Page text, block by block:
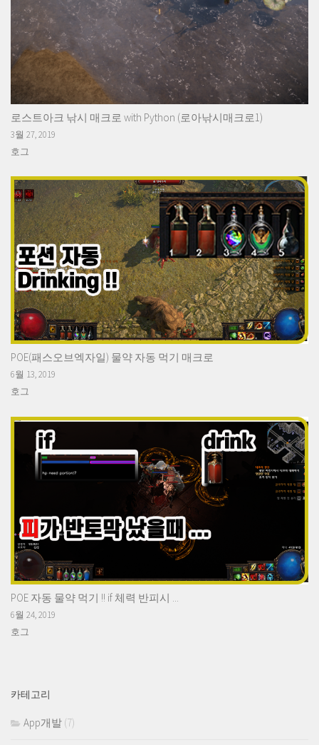
로스트아크 낚시 매크로 with Python (로아낚시매크로1)
3월 27, 2019
호그
POE(패스오브엑자일) 물약 자동 먹기 매크로
6월 13, 2019
호그
POE 자동 물약 먹기 !! if 체력 반피시 ...
6월 24, 2019
호그
카테고리
App개발 (7)